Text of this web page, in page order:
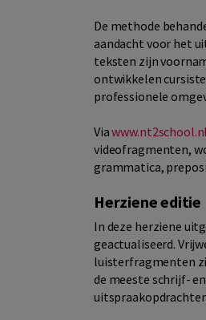
De methode
aandacht voor het
teksten zijn
ontwikkelen
professionele
Viawww.nt2school.nl
videofragmenten,
grammatica,
Herziene editie
In deze herziene
geactualiseerd.
luisterfragmenten
de meeste schrijf-